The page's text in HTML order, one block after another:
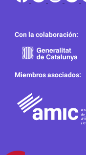
Con la colaboración:
Miembros asociados: